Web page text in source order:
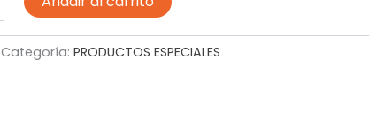
Categoría: PRODUCTOS ESPECIALES